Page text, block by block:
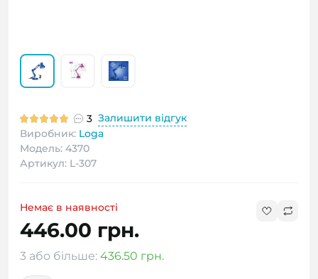
3 Залишити відгук
Виробник: Loga
Модель: 4370
Артикул: L-307
Немає в наявності
446.00 грн.
3 або більше: 436.50 грн.